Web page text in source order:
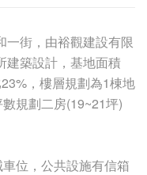
一街，由裕觀建設有限
建築設計，基地面積
，樓層規劃為1棟地
規劃二房(19~21坪)
位，公共設施有信箱